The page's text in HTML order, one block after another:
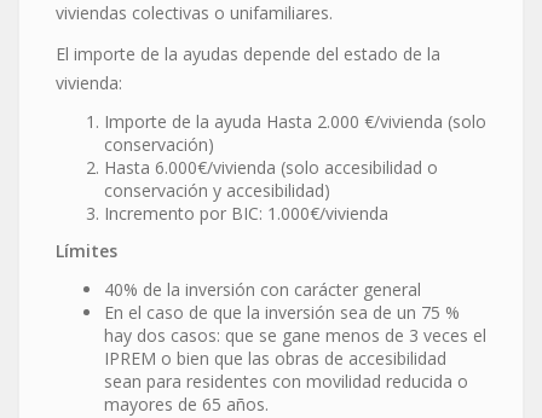
viviendas colectivas o unifamiliares.
El importe de la ayudas depende del estado de la
vivienda:
Importe de la ayuda Hasta 2.000 €/vivienda (solo
conservación)
Hasta 6.000€/vivienda (solo accesibilidad o
conservación y accesibilidad)
Incremento por BIC: 1.000€/vivienda
Límites
40% de la inversión con carácter general
En el caso de que la inversión sea de un 75 %
hay dos casos: que se gane menos de 3 veces el
IPREM o bien que las obras de accesibilidad
sean para residentes con movilidad reducida o
mayores de 65 años.